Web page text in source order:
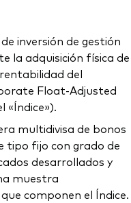
inversión de gestión
la adquisición física de
del
Float-Adjusted
«Índice»).
multidivisa de bonos
tipo fijo con grado de
desarrollados y
muestra
componen el Índice.